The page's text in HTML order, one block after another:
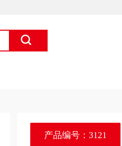
产品编号：3121